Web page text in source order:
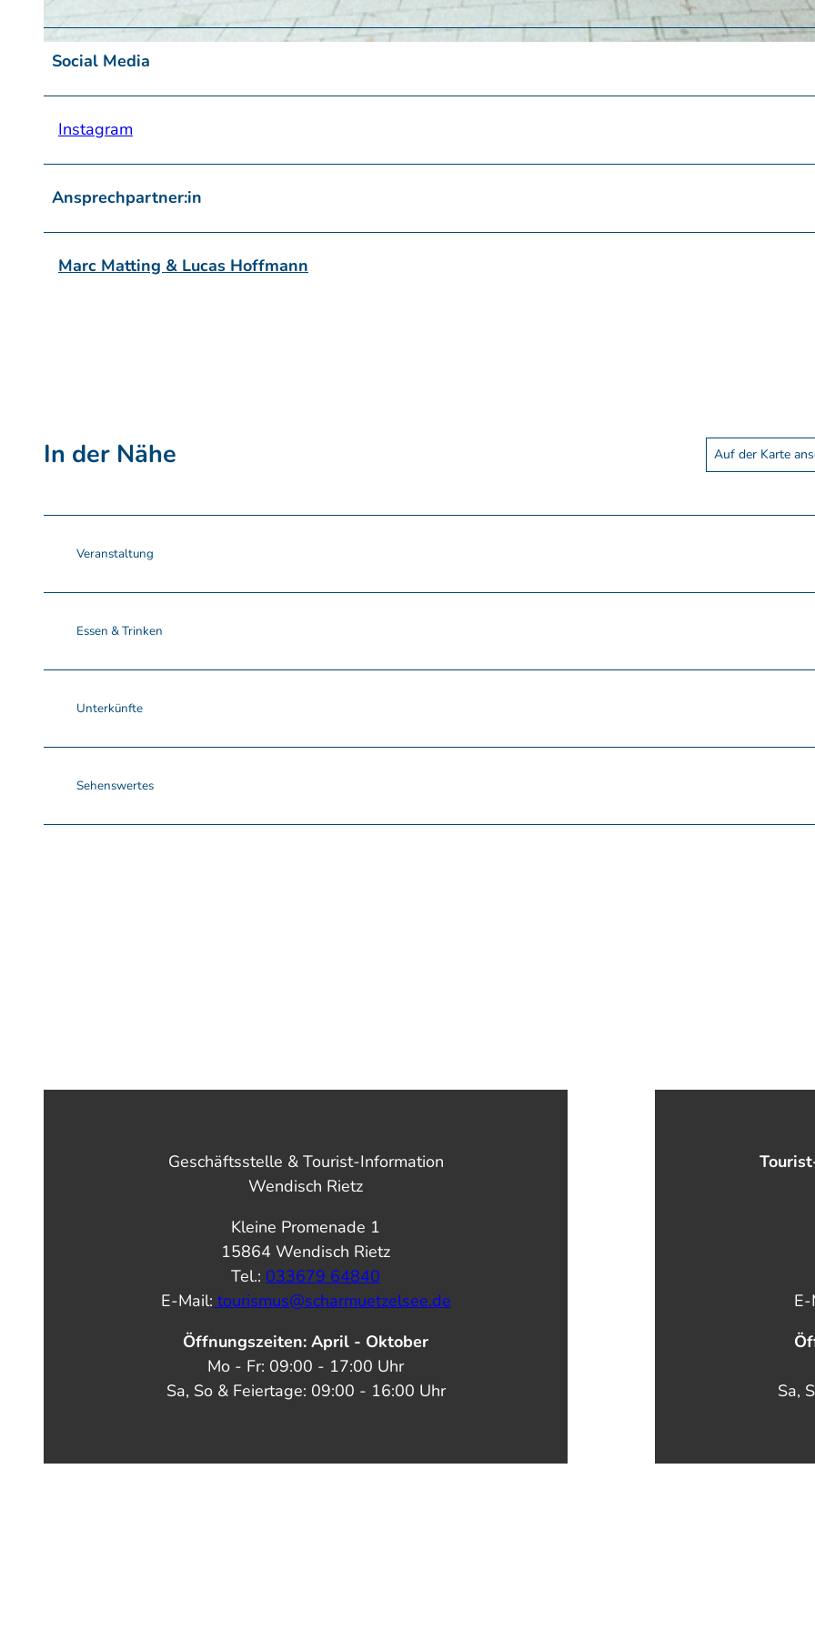
Social Media
Instagram
Ansprechpartner:in
Marc Matting & Lucas Hoffmann
In der Nähe Auf der Karte
Veranstaltung
Essen & Trinken
Unterkünfte
Sehenswertes
Geschäftsstelle & Tourist-Information
Wendisch Rietz
Kleine Promenade 1
15864 Wendisch Rietz
Tel.: 033679 64840
E-Mail: tourismus@scharmuetzelsee.de
Öffnungszeiten: April - Oktober
Mo - Fr: 09:00 - 17:00 Uhr
Sa, So & Feiertage: 09:00 - 16:00 Uhr
E-
Sa,